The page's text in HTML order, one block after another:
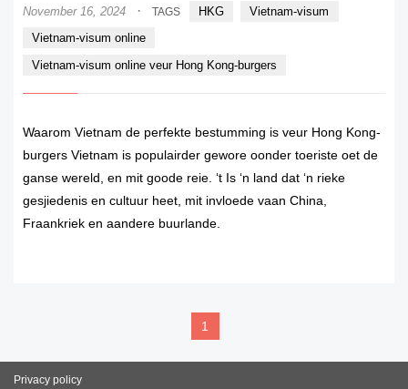
November 16, 2024 · TAGS HKG
Vietnam-visum
Vietnam-visum online
Vietnam-visum online veur Hong Kong-burgers
Waarom Vietnam de perfekte bestumming is veur Hong Kong-
burgers Vietnam is populairder gewore oonder toeriste oet de
ganse wereld, en mit goode reie. ‘t Is ‘n land dat ‘n rieke
gesjiedenis en cultuur heet, mit invloede vaan China,
Fraankriek en aandere buurlande.
1
Privacy policy